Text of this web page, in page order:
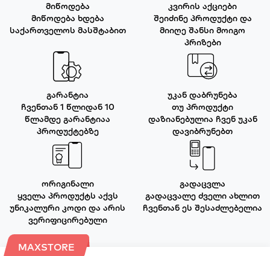
მიწოდება
მიწოდება ხდება
საქართველოს მასშტაბით
კვირის აქციები
შეიძინე პროდუქტი და
მიიღე შანსი მოიგო
პრიზები
გარანტია
ჩვენთან 1 წლიდან 10
წლამდე გარანტიაა
პროდუქტებზე
უკან დაბრუნება
თუ პროდუქტი
დაზიანებულია ჩვენ უკან
დავიბრუნებთ
ორიგინალი
ყველა პროდუქტს აქვს
უნიკალური კოდი და არის
ვერიფიცირებული
გადაცვლა
გადაცვალე ძველი ახლით
ჩვენთან ეს შესაძლებელია
MAXSTORE